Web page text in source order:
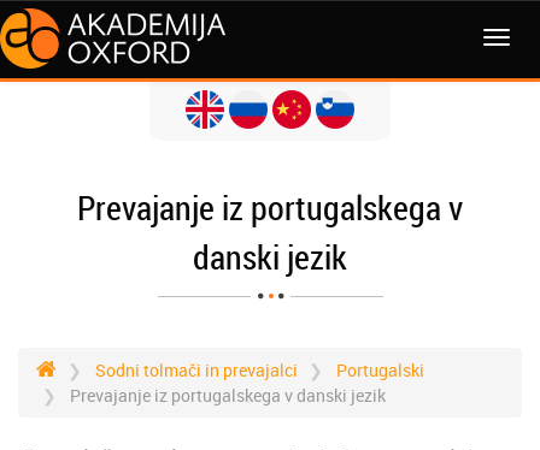
MENI
Prevajanje iz portugalskega v
danski jezik
Sodni tolmači in prevajalci
Portugalski
Prevajanje iz portugalskega v danski jezik